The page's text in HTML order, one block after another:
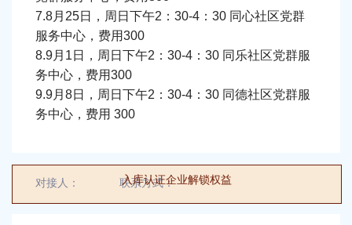
采购两台VR眼镜以及桌面科普设备
邀请各单位参与现场展示：2024光明区
科技周启动仪式
采购体验设备，不限于VR、操作体验
等项目
7.8月25日，周日下午2：30-4：30 同心社区党群
服务中心，费用300
8.9月1日，周日下午2：30-4：30 同乐社区党群服
务中心，费用300
9.9月8日，周日下午2：30-4：30 同德社区党群服
务中心，费用 300
入库认证企业解锁权益
对接人： 联系方式：00000000000